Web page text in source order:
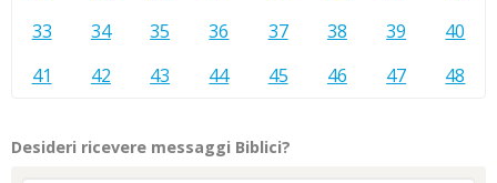
33
34 35 36 37 38 39
40
41
42 43 44 45 46 47 48
Desideri ricevere messaggi Biblici?